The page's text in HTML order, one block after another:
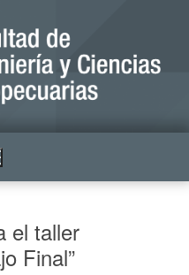
el taller
Final”